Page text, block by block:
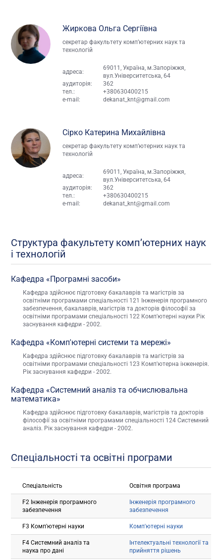
Жиркова Ольга Сергіївна
секретар факультету комп’ютерних наук та
технологій
адреса:
69011, Україна, м.Запоріжжя,
вул.Університетська, 64
аудиторія:
362
тел.:
+380630400215
e-mail:
dekanat_knt@gmail.com
Сірко Катерина Михайлівна
секретар факультету комп’ютерних наук та
технологій
адреса:
69011, Україна, м.Запоріжжя,
вул.Університетська, 64
аудиторія:
362
тел.:
+380630400215
e-mail:
dekanat_knt@gmail.com
Структура факультету комп’ютерних наук
і технологій
Кафедра «Програмні засоби»
Кафедра здійснює підготовку бакалаврів та магістрів за
освітніми програмами спеціальності 121 Інженерія програмного
забезпечення, бакалаврів, магістрів та докторів філософії за
освітніми програмами спеціальності 122 Комп'ютерні науки Рік
заснування кафедри - 2002.
Кафедра «Комп'ютерні системи та мережі»
Кафедра здійснює підготовку бакалаврів та магістрів за
освітніми програмами спеціальності 123 Комп'ютерна інженерія.
Рік заснування кафедри - 2002.
Кафедра «Системний аналіз та обчислювальна
математика»
Кафедра здійснює підготовку бакалаврів, магістрів та докторів
філософії за освітніми програмами спеціальності 124 Системний
аналіз. Рік заснування кафедри - 2002.
Спеціальності та освітні програми
Спеціальність Освітня програма
F2 Інженерія програмного
забезпечення
Інженерія програмного
забезпечення
F3 Комп'ютерні науки Комп'ютерні науки
F4 Системний аналіз та
наука про дані
Інтелектуальні технології та
прийняття рішень